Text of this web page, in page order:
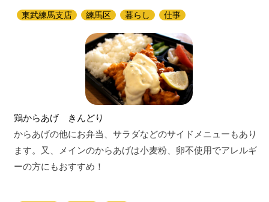
東武練馬支店 練馬区 暮らし 仕事
鶏からあげ きんどり
からあげの他にお弁当、サラダなどのサイドメニューもあり
ます。又、メインのからあげは小麦粉、卵不使用でアレルギ
ーの方にもおすすめ！